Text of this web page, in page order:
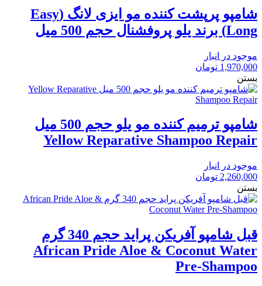
شامپو پرپشت کننده مو ایزی لانگ (Easy
Long) برند یلو پروفشنال حجم 500 میل
موجود در انبار
1,970,000 تومان
بستن
شامپو ترمیم کننده مو یلو حجم 500 میل
Yellow Reparative Shampoo Repair
موجود در انبار
2,260,000 تومان
بستن
قبل شامپو آفریکن پراید حجم 340 گرم
African Pride Aloe & Coconut Water
Pre-Shampoo